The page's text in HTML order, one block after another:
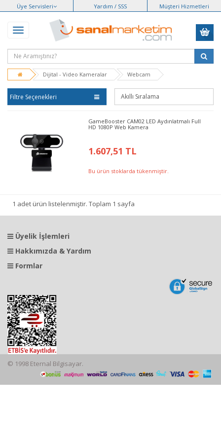
Üye Servisleri Yardım / SSS Müşteri Hizmetleri
Dijital - Video Kameralar Webcam
Filtre Seçenekleri
GameBooster CAM02 LED Aydınlatmalı Full
HD 1080P Web Kamera
1.607,51 TL
Bu ürün stoklarda tükenmiştir.
1 adet ürün listelenmiştir. Toplam 1 sayfa
Üyelik İşlemleri
Hakkımızda & Yardım
Formlar
© 1998 Eternal Bilgisayar.